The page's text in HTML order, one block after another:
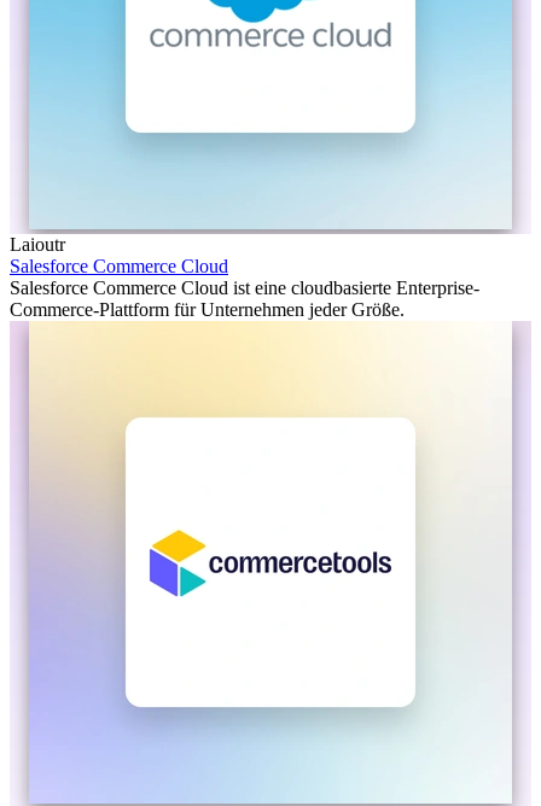
Laioutr
Salesforce Commerce Cloud
Salesforce Commerce Cloud ist eine cloudbasierte Enterprise-
Commerce-Plattform für Unternehmen jeder Größe.